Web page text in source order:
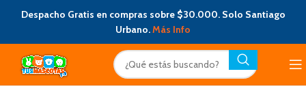
Despacho Gratis en compras sobre $30.000. Solo Santiago
Urbano.Más Info